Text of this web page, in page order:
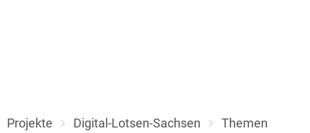
Projekte Digital-Lotsen-Sachsen
Themen